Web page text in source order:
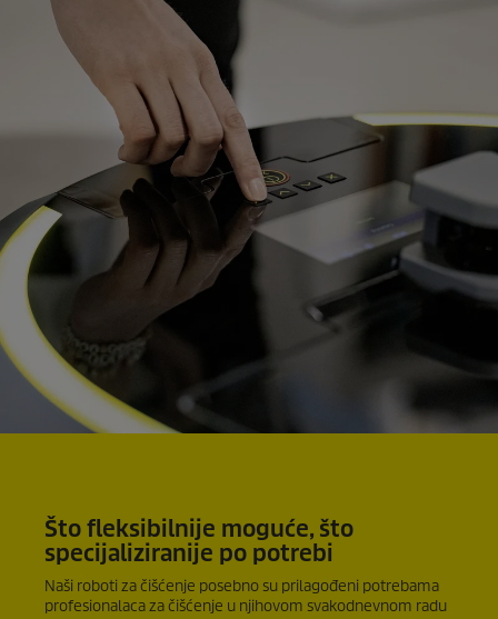
Što fleksibilnije moguće, što
specijaliziranije po potrebi
Naši roboti za čišćenje posebno su prilagođeni potrebama
profesionalaca za čišćenje u njihovom svakodnevnom radu